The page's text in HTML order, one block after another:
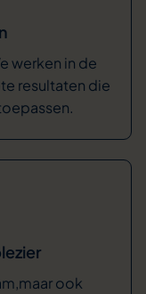
werken in de
resultaten die
ook